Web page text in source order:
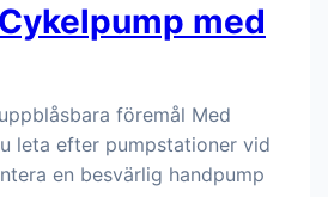
med
föremål Med
leta efter pumpstationer vid
en besvärlig handpump